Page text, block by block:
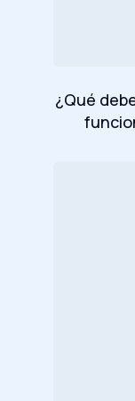
¿Qué